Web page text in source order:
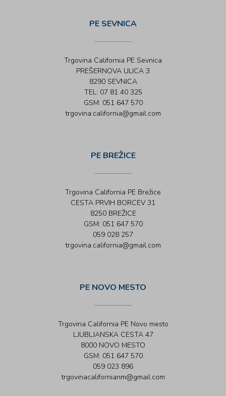
PE SEVNICA
Trgovina California PE Sevnica
PREŠERNOVA ULICA 3
8290 SEVNICA
TEL: 07 81 40 325
GSM: 051 647 570
trgovina.california@gmail.com
PE BREŽICE
Trgovina California PE Brežice
CESTA PRVIH BORCEV 31
8250 BREŽICE
GSM: 051 647 570
059 028 257
trgovina.california@gmail.com
PE NOVO MESTO
Trgovina California PE Novo mesto
LJUBLJANSKA CESTA 47
8000 NOVO MESTO
GSM: 051 647 570
059 023 896
trgovinacalifornianm@gmail.com